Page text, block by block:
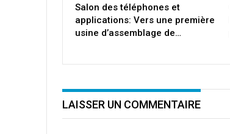
Salon des téléphones et
applications: Vers une première
usine d’assemblage de…
LAISSER UN COMMENTAIRE